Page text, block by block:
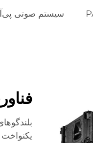
سیستم صوتی پی‌آ